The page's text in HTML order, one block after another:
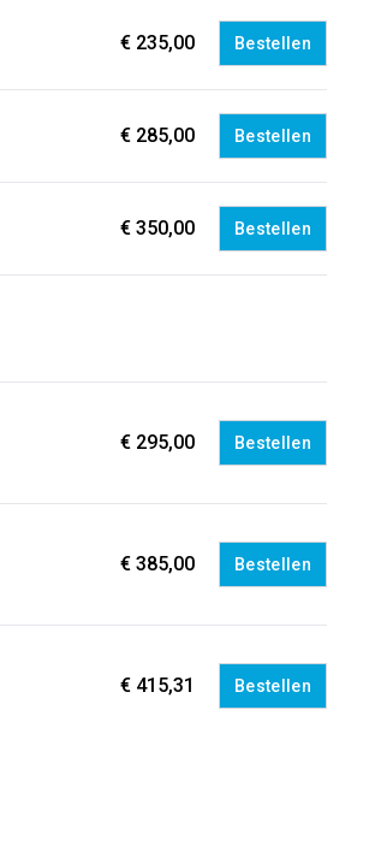
€ 235,00 Bestellen
€ 285,00 Bestellen
€ 350,00 Bestellen
€ 295,00 Bestellen
€ 385,00 Bestellen
€ 415,31 Bestellen